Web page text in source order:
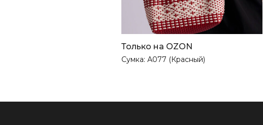
Сумка: А077 (Красный)
Только на OZON